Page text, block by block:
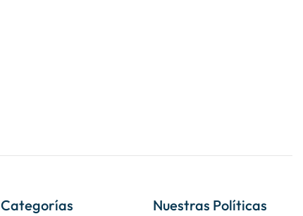
Categorías Nuestras Políticas